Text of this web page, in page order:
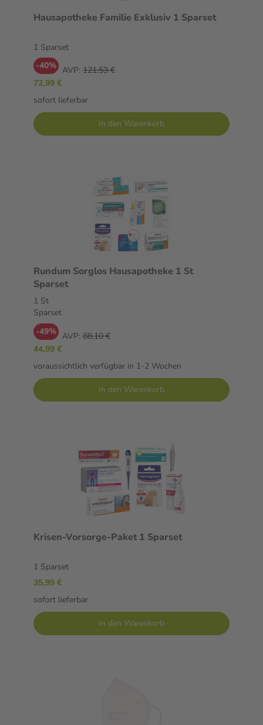
Hausapotheke Familie Exklusiv 1 Sparset
1 Sparset
-40% AVP: 121,53 €
72,99 €
sofort lieferbar
In den Warenkorb
Rundum Sorglos Hausapotheke 1 St
Sparset
1 St
Sparset
-49% AVP: 88,10 €
44,99 €
voraussichtlich verfügbar in 1-2 Wochen
In den Warenkorb
Krisen-Vorsorge-Paket 1 Sparset
1 Sparset
35,99 €
sofort lieferbar
In den Warenkorb